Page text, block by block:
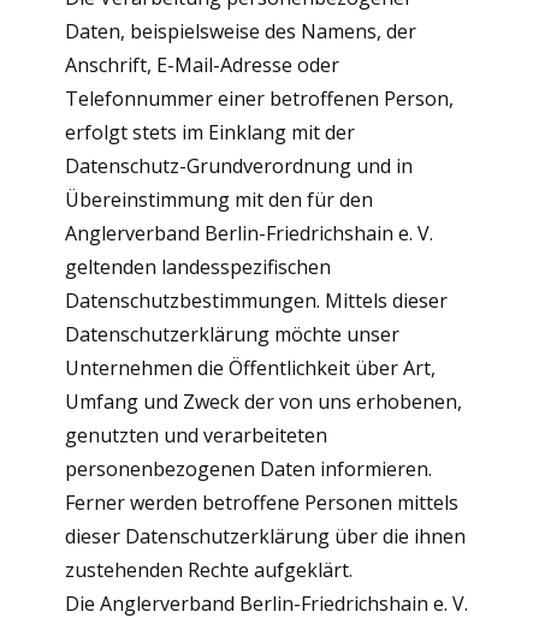
Daten, beispielsweise des Namens, der
Anschrift, E-Mail-Adresse oder
Telefonnummer einer betroffenen Person,
erfolgt stets im Einklang mit der
Datenschutz-Grundverordnung und in
Übereinstimmung mit den für den
Anglerverband Berlin-Friedrichshain e. V.
geltenden landesspezifischen
Datenschutzbestimmungen. Mittels dieser
Datenschutzerklärung möchte unser
Unternehmen die Öffentlichkeit über Art,
Umfang und Zweck der von uns erhobenen,
genutzten und verarbeiteten
personenbezogenen Daten informieren.
Ferner werden betroffene Personen mittels
dieser Datenschutzerklärung über die ihnen
zustehenden Rechte aufgeklärt.
Die Anglerverband Berlin-Friedrichshain e. V.